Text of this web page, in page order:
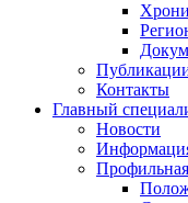
Контакты
Главный
Новости